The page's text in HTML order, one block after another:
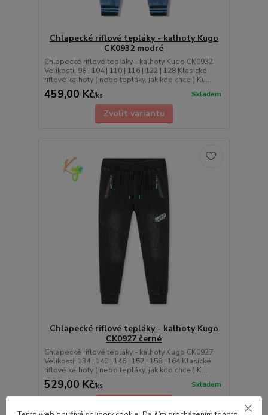
Chlapecké riflové tepláky - kalhoty Kugo
CK0932 modré
Chlapecké riflové tepláky - kalhoty Kugo CK0932
Velikosti: 98 | 104 | 110 | 116 | 122 | 128 Klasické
riflové kalhoty ( nebo tepláky, jak kdo chce ) Ku...
459,00 Kč/ks Skladem
Zvolit variantu
Chlapecké riflové tepláky - kalhoty Kugo
CK0927 černé
Chlapecké riflové tepláky - kalhoty Kugo CK0927
Velikosti: 134 | 140 | 146 | 152 | 158 | 164 Klasické
riflové kalhoty ( nebo tepláky, jak kdo chce ) K...
529,00 Kč/ks Skladem